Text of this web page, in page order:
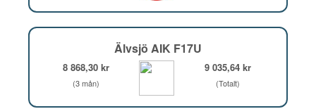
Älvsjö AIK F17U
8 868,30 kr
(3 mån)
9 035,64 kr
(Totalt)